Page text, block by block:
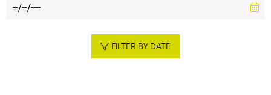
FILTER BY DATE